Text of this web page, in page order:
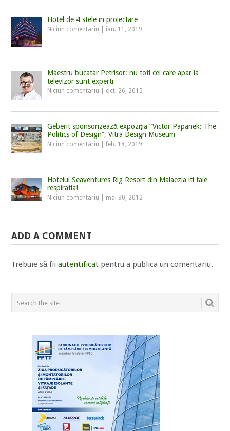
Hotel de 4 stele in proiectare
Niciun comentariu ian. 11, 2019
Maestru bucatar Petrisor: nu toti cei care apar la
televizor sunt experti
Niciun comentariu oct. 26, 2015
Geberit sponsorizează expoziția “Victor Papanek: The
Politics of Design”, Vitra Design Museum
Niciun comentariu |feb. 18, 2019
Hotelul Seaventures Rig Resort din Malaezia iti taie
respiratia!
Niciun comentariu mai 30, 2012
ADD A COMMENT
Trebuie să fiiautentificat pentru a publica un comentariu.